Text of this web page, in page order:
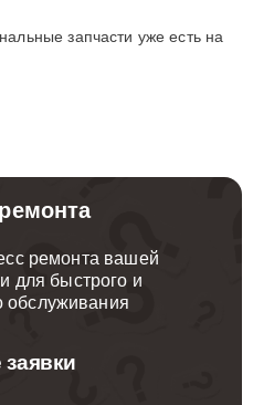
запчасти уже есть на
ремонта вашей
для быстрого и
обслуживания